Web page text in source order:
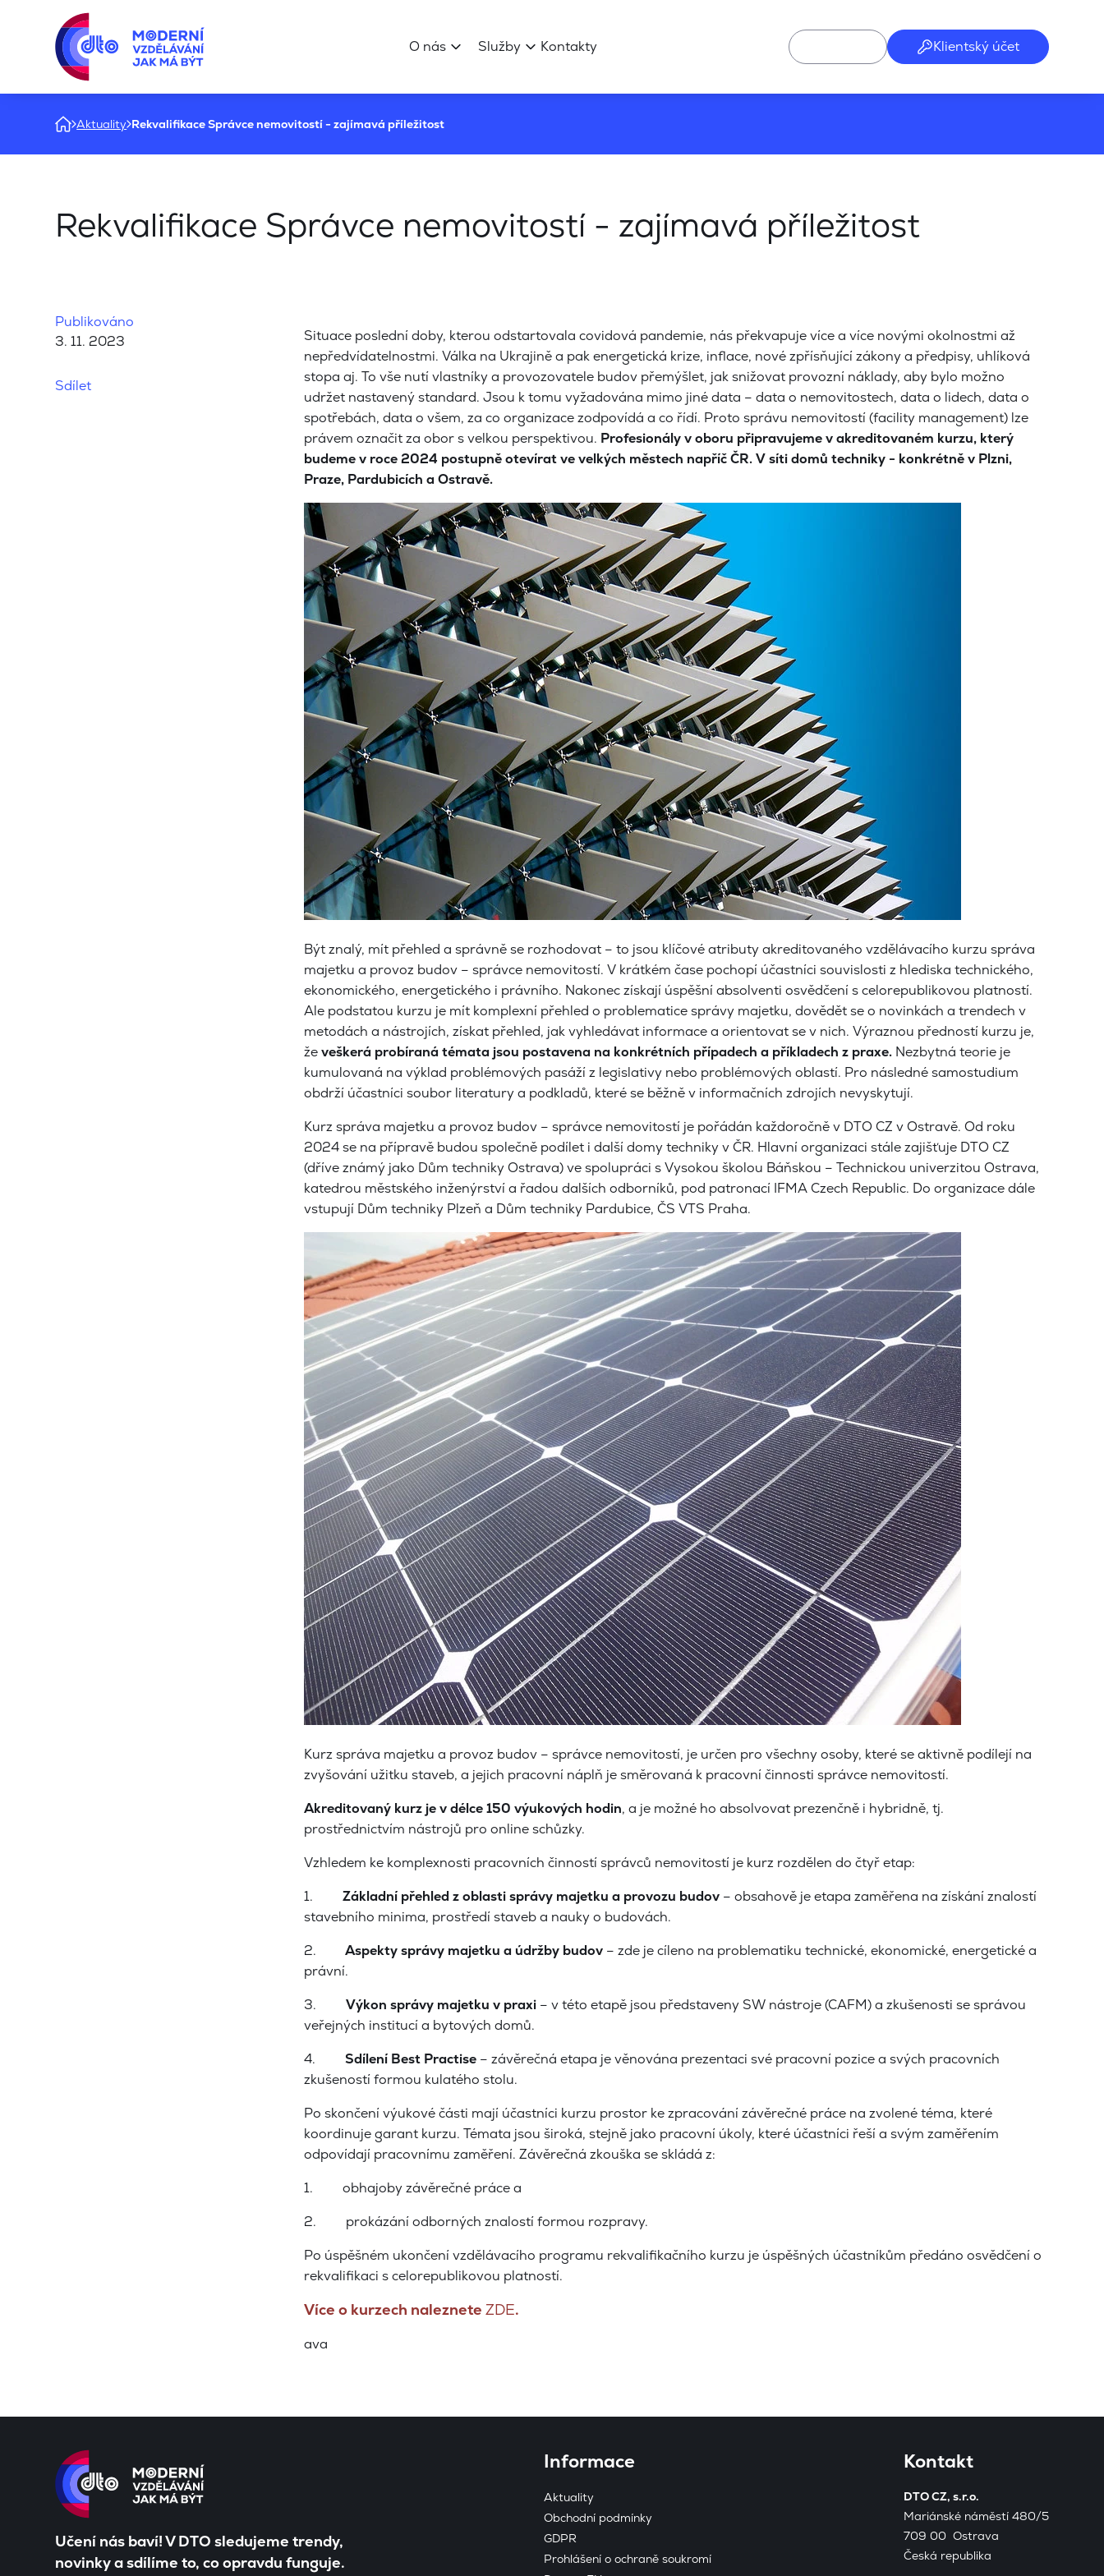
O nás Služby Kontakty Klientský účet
Aktuality Rekvalifikace Správce nemovitostí - zajímavá příležitost
Rekvalifikace Správce nemovitostí - zajímavá příležitost
Publikováno
3. 11. 2023
Sdílet
Situace poslední doby, kterou odstartovala covidová pandemie, nás překvapuje více a více novými okolnostmi až
nepředvídatelnostmi. Válka na Ukrajině a pak energetická krize, inflace, nové zpřísňující zákony a předpisy, uhlíková
stopa aj. To vše nutí vlastníky a provozovatele budov přemýšlet, jak snižovat provozní náklady, aby bylo možno
udržet nastavený standard. Jsou k tomu vyžadována mimo jiné data – data o nemovitostech, data o lidech, data o
spotřebách, data o všem, za co organizace zodpovídá a co řídí. Proto správu nemovitostí (facility management) lze
právem označit za obor s velkou perspektivou. Profesionály v oboru připravujeme v akreditovaném kurzu, který
budeme v roce 2024 postupně otevírat ve velkých městech napříč ČR. V síti domů techniky - konkrétně v Plzni,
Praze, Pardubicích a Ostravě.
Být znalý, mít přehled a správně se rozhodovat – to jsou klíčové atributy akreditovaného vzdělávacího kurzu správa
majetku a provoz budov – správce nemovitostí. V krátkém čase pochopí účastníci souvislosti z hlediska technického,
ekonomického, energetického i právního. Nakonec získají úspěšní absolventi osvědčení s celorepublikovou platností.
Ale podstatou kurzu je mít komplexní přehled o problematice správy majetku, dovědět se o novinkách a trendech v
metodách a nástrojích, získat přehled, jak vyhledávat informace a orientovat se v nich. Výraznou předností kurzu je,
ževeškerá probíraná témata jsou postavena na konkrétních případech a příkladech z praxe.Nezbytná teorie je
kumulovaná na výklad problémových pasáží z legislativy nebo problémových oblastí. Pro následné samostudium
obdrží účastníci soubor literatury a podkladů, které se běžně v informačních zdrojích nevyskytují.
Kurz správa majetku a provoz budov – správce nemovitostí je pořádán každoročně v DTO CZ v Ostravě. Od roku
2024 se na přípravě budou společně podílet i další domy techniky v ČR. Hlavní organizaci stále zajišťuje DTO CZ
(dříve známý jako Dům techniky Ostrava) ve spolupráci s Vysokou školou Báňskou – Technickou univerzitou Ostrava,
katedrou městského inženýrství a řadou dalších odborníků, pod patronací IFMA Czech Republic. Do organizace dále
vstupují Dům techniky Plzeň a Dům techniky Pardubice, ČS VTS Praha.
Kurz správa majetku a provoz budov – správce nemovitostí, je určen pro všechny osoby, které se aktivně podílejí na
zvyšování užitku staveb, a jejich pracovní náplň je směrovaná k pracovní činnosti správce nemovitostí.
Akreditovaný kurz je v délce 150 výukových hodin, a je možné ho absolvovat prezenčně i hybridně, tj.
prostřednictvím nástrojů pro online schůzky.
Vzhledem ke komplexnosti pracovních činností správců nemovitostí je kurz rozdělen do čtyř etap:
1.
Základní přehled z oblasti správy majetku a provozu budov– obsahově je etapa zaměřena na získání znalostí
stavebního minima, prostředí staveb a nauky o budovách.
2.
Aspekty správy majetku a údržby budov– zde je cíleno na problematiku technické, ekonomické, energetické a
právní.
3. Výkon správy majetku v praxi– v této etapě jsou představeny SW nástroje (CAFM) a zkušenosti se správou
veřejných institucí a bytových domů.
4. Sdílení Best Practise– závěrečná etapa je věnována prezentaci své pracovní pozice a svých pracovních
zkušeností formou kulatého stolu.
Po skončení výukové části mají účastníci kurzu prostor ke zpracování závěrečné práce na zvolené téma, které
koordinuje garant kurzu. Témata jsou široká, stejně jako pracovní úkoly, které účastníci řeší a svým zaměřením
odpovídají pracovnímu zaměření. Závěrečná zkouška se skládá z:
1. obhajoby závěrečné práce a
2. prokázání odborných znalostí formou rozpravy.
Po úspěšném ukončení vzdělávacího programu rekvalifikačního kurzu je úspěšných účastníkům předáno osvědčení o
rekvalifikaci s celorepublikovou platností.
Více o kurzech naleznete ZDE.
ava
Učení nás baví! V DTO sledujeme trendy,
novinky a sdílíme to, co opravdu funguje.
Informace
Aktuality
Obchodní podmínky
GDPR
Prohlášení o ochraně soukromí
Kontakt
DTO CZ, s.r.o.
Mariánské náměstí 480/5
709 00 Ostrava
Česká republika